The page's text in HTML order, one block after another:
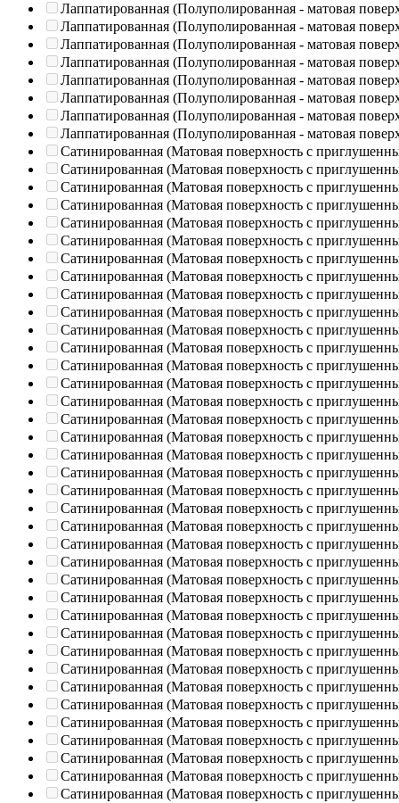
Лаппатированная (Полуполированная - матовая
Лаппатированная (Полуполированная - матовая
Лаппатированная (Полуполированная - матовая
Лаппатированная (Полуполированная - матовая
Лаппатированная (Полуполированная - матовая
Лаппатированная (Полуполированная - матовая
Лаппатированная (Полуполированная - матовая
Лаппатированная (Полуполированная - матовая
Сатинированная (Матовая поверхность с
Сатинированная (Матовая поверхность с
Сатинированная (Матовая поверхность с
Сатинированная (Матовая поверхность с
Сатинированная (Матовая поверхность с
Сатинированная (Матовая поверхность с
Сатинированная (Матовая поверхность с
Сатинированная (Матовая поверхность с
Сатинированная (Матовая поверхность с
Сатинированная (Матовая поверхность с
Сатинированная (Матовая поверхность с
Сатинированная (Матовая поверхность с
Сатинированная (Матовая поверхность с
Сатинированная (Матовая поверхность с
Сатинированная (Матовая поверхность с
Сатинированная (Матовая поверхность с
Сатинированная (Матовая поверхность с
Сатинированная (Матовая поверхность с
Сатинированная (Матовая поверхность с
Сатинированная (Матовая поверхность с
Сатинированная (Матовая поверхность с
Сатинированная (Матовая поверхность с
Сатинированная (Матовая поверхность с
Сатинированная (Матовая поверхность с
Сатинированная (Матовая поверхность с
Сатинированная (Матовая поверхность с
Сатинированная (Матовая поверхность с
Сатинированная (Матовая поверхность с
Сатинированная (Матовая поверхность с
Сатинированная (Матовая поверхность с
Сатинированная (Матовая поверхность с
Сатинированная (Матовая поверхность с
Сатинированная (Матовая поверхность с
Сатинированная (Матовая поверхность с
Сатинированная (Матовая поверхность с
Сатинированная (Матовая поверхность с
Сатинированная (Матовая поверхность с